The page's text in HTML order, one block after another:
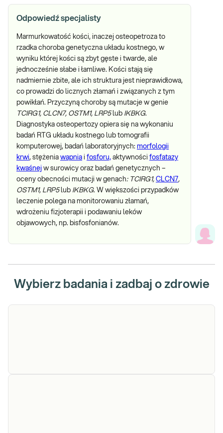
Odpowiedź specjalisty
Marmurkowatość kości, inaczej osteopetroza to
rzadka choroba genetyczna układu kostnego, w
wyniku której kości są zbyt gęste i twarde, ale
jednocześnie słabe i łamliwe. Kości stają się
nadmiernie zbite, ale ich struktura jest nieprawidłowa,
co prowadzi do licznych złamań i związanych z tym
powikłań. Przyczyną choroby są mutacje w genie
TCIRG1, CLCN7, OSTM1, LRP5lub IKBKG.
Diagnostyka osteopertozy opiera się na wykonaniu
badań RTG układu kostnego lub tomografii
komputerowej, badań laboratoryjnych: morfologii
krwi, stężenia wapnia i fosforu, aktywności fosfatazy
kwaśnej w surowicy oraz badań genetycznych –
oceny obecności mutacji w genach: TCIRG1, CLCN7,
OSTM1, LRP5lub IKBKG. W większości przypadków
leczenie polega na monitorowaniu złamań,
wdrożeniu fizjoterapii i podawaniu leków
objawowych, np. bisfosfonianów.
Wybierz badania i zadbaj o zdrowie